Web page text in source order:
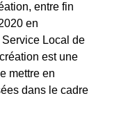
entre fin
en
Local de
est une
mettre en
dans le cadre